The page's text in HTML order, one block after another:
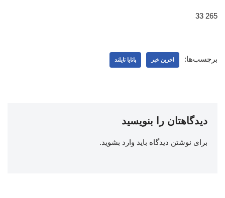
265 33
برچسب‌ها: اخرین خبر پاتایا تایلند
دیدگاهتان را بنویسید
برای نوشتن دیدگاه باید وارد بشوید.